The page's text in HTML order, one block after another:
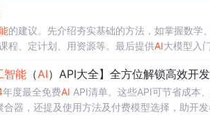
的建议。先介绍夯实基础的方法，如掌握数学
程、定计划、用资源等。最后提供AI大模型入
智能（AI）API大全】全方位解锁高效开
年度最全免费AI API清单。这些API可节省成本
器，还提及使用方法及付费模型选择，助开发